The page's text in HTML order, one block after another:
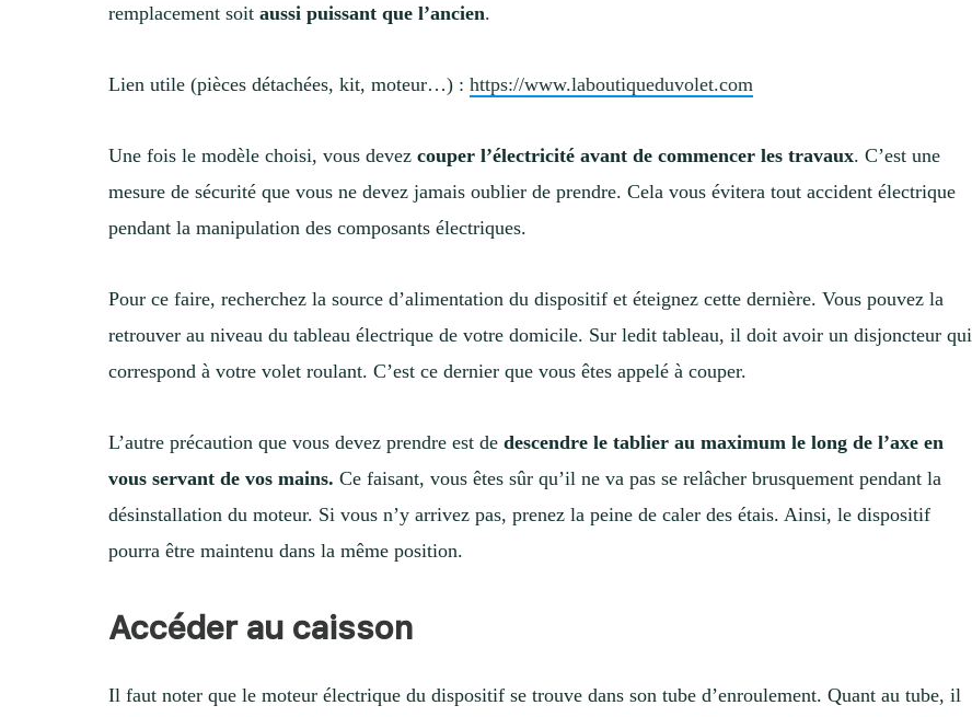
remplacement soitaussi puissant que l’ancien.
Lien utile (pièces détachées, kit, moteur…) :https://www.laboutiqueduvolet.com
Une fois le modèle choisi, vous devezcouper l’électricité avant de commencer les travaux. C’est une
mesure de sécurité que vous ne devez jamais oublier de prendre. Cela vous évitera tout accident électrique
pendant la manipulation des composants électriques.
Pour ce faire, recherchez la source d’alimentation du dispositif et éteignez cette dernière. Vous pouvez la
retrouver au niveau du tableau électrique de votre domicile. Sur ledit tableau, il doit avoir un disjoncteur qui
correspond à votre volet roulant. C’est ce dernier que vous êtes appelé à couper.
L’autre précaution que vous devez prendre est dedescendre le tablier au maximum le long de l’axe en
vous servant de vos mains. Ce faisant, vous êtes sûr qu’il ne va pas se relâcher brusquement pendant la
désinstallation du moteur. Si vous n’y arrivez pas, prenez la peine de caler des étais. Ainsi, le dispositif
pourra être maintenu dans la même position.
Accéder au caisson
Il faut noter que le moteur électrique du dispositif se trouve dans son tube d’enroulement. Quant au tube, il